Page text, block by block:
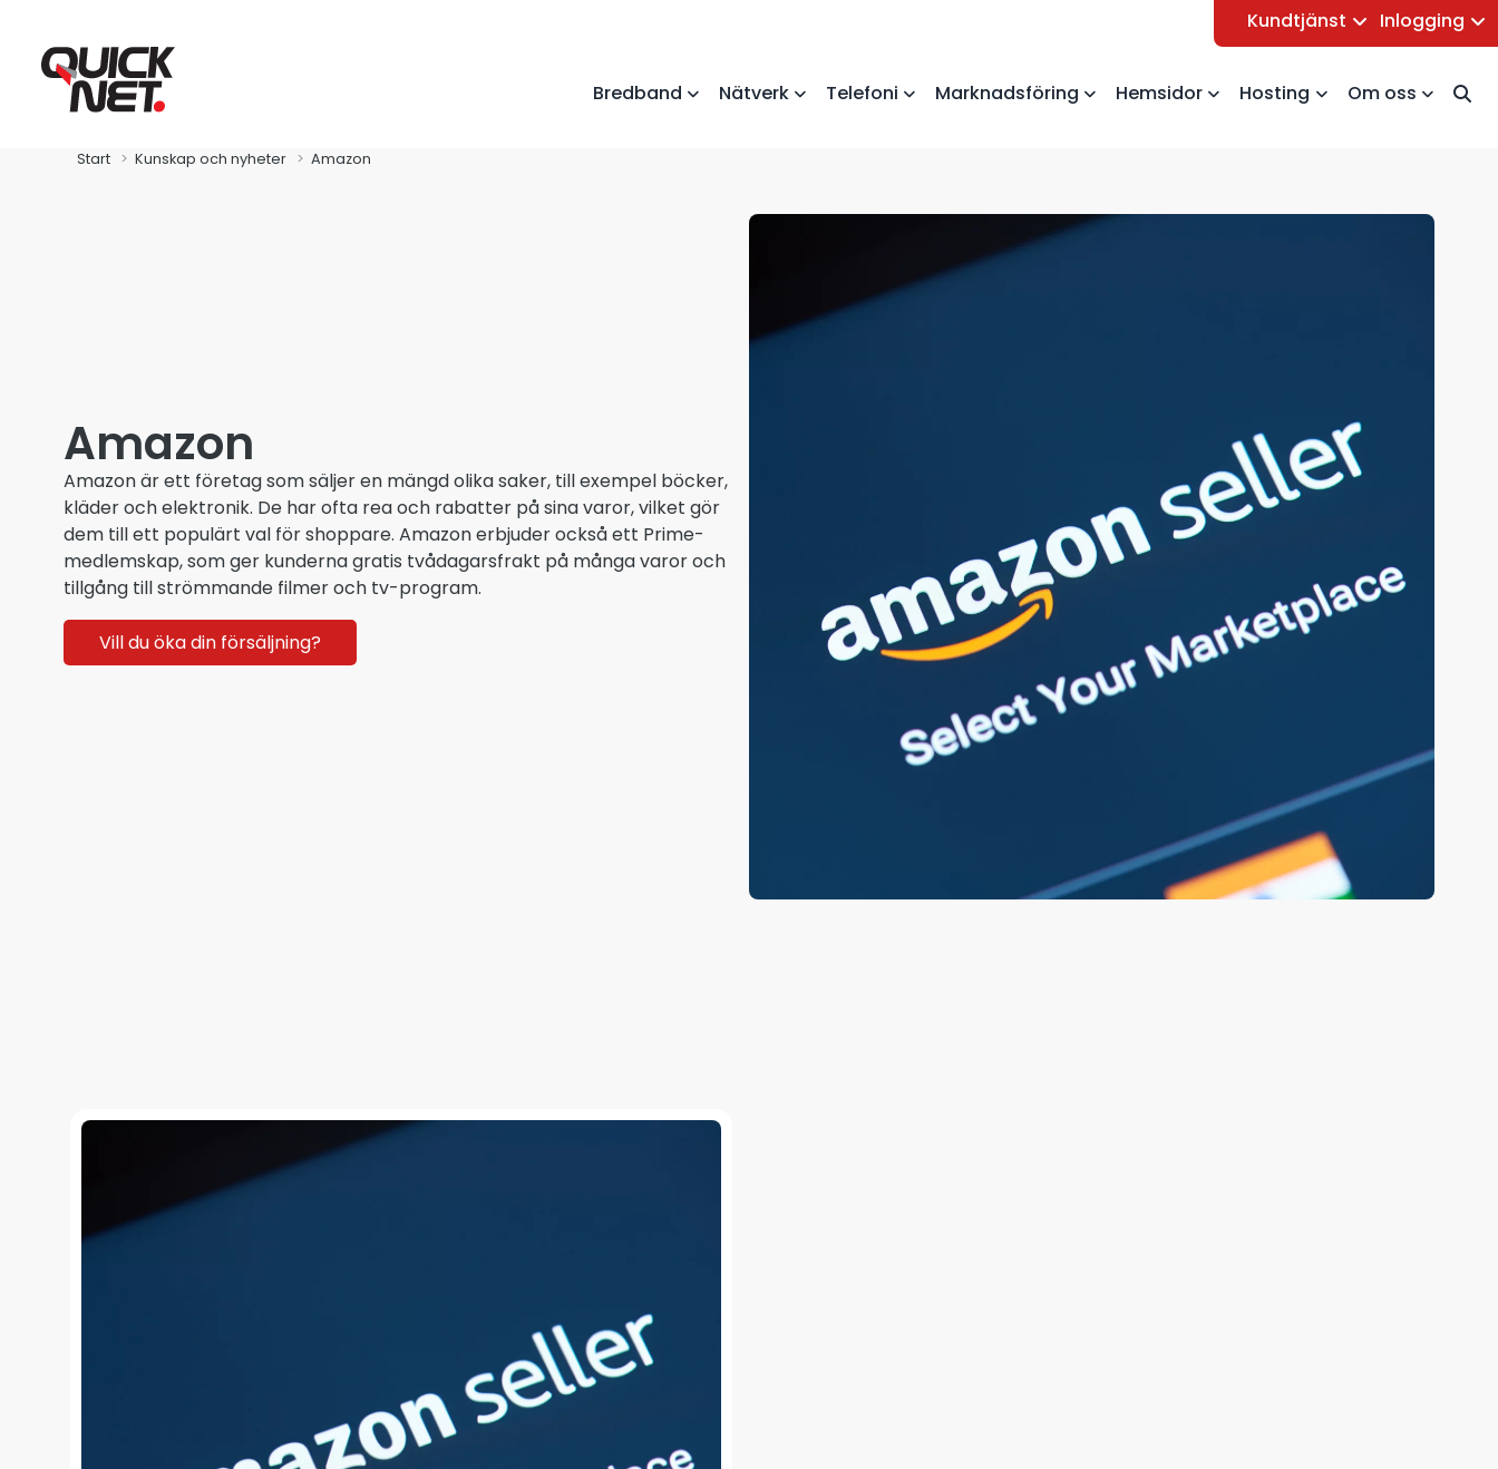
Kundtjänst Inlogging
Bredband
Zitius
Nätverk Telefoni Marknadsföring Hemsidor Hosting Om oss
Start Kunskap och nyheter Amazon
Amazon
Amazon är ett företag som säljer en mängd olika saker, till exempel böcker,
kläder och elektronik. De har ofta rea och rabatter på sina varor, vilket gör
dem till ett populärt val för shoppare. Amazon erbjuder också ett Prime-
medlemskap, som ger kunderna gratis tvådagarsfrakt på många varor och
tillgång till strömmande filmer och tv-program.
Vill du öka din försäljning?